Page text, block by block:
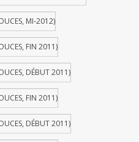
MI-2012)
FIN 2011)
DÉBUT 2011)
FIN 2011)
DÉBUT 2011)